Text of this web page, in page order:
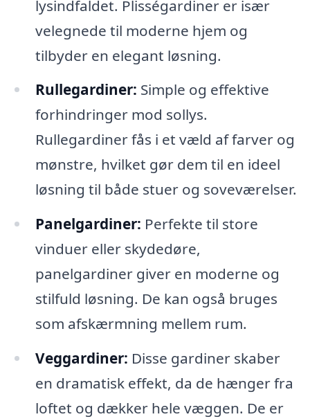
lysindfaldet. Plisségardiner er især
velegnede til moderne hjem og
tilbyder en elegant løsning.
Rullegardiner: Simple og effektive
forhindringer mod sollys.
Rullegardiner fås i et væld af farver og
mønstre, hvilket gør dem til en ideel
løsning til både stuer og soveværelser.
Panelgardiner: Perfekte til store
vinduer eller skydedøre,
panelgardiner giver en moderne og
stilfuld løsning. De kan også bruges
som afskærmning mellem rum.
Veggardiner: Disse gardiner skaber
en dramatisk effekt, da de hænger fra
loftet og dækker hele væggen. De er